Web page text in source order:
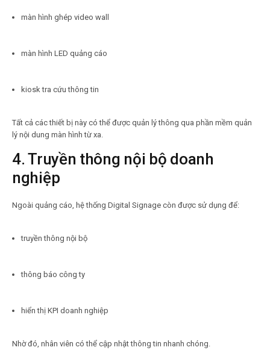
màn hình ghép video wall
màn hình LED quảng cáo
kiosk tra cứu thông tin
Tất cả các thiết bị này có thể được quản lý thông qua phần mềm quản
lý nội dung màn hình từ xa.
4. Truyền thông nội bộ doanh
nghiệp
Ngoài quảng cáo, hệ thống Digital Signage còn được sử dụng để:
truyền thông nội bộ
thông báo công ty
hiển thị KPI doanh nghiệp
Nhờ đó, nhân viên có thể cập nhật thông tin nhanh chóng.